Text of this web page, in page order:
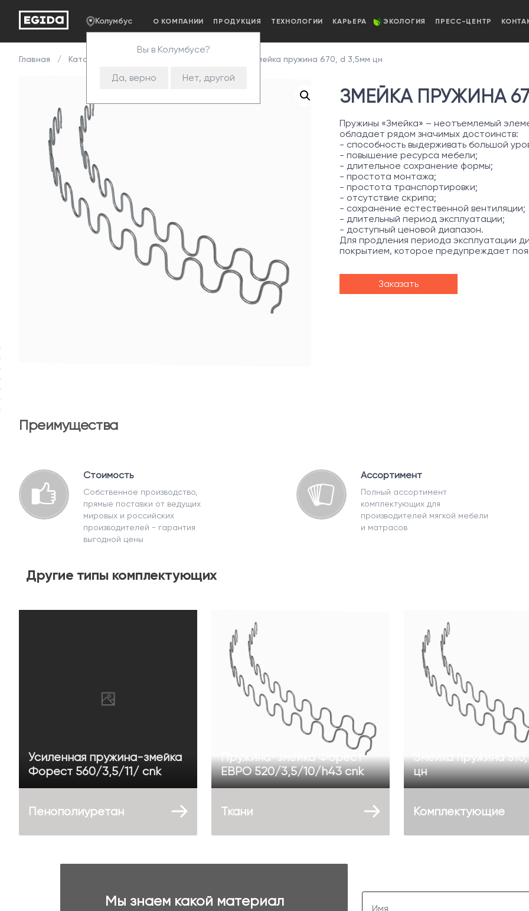
Колумбус
Вы в Колумбусе?
Да, верно Нет, другой
О КОМПАНИИ ПРОДУКЦИЯ ТЕХНОЛОГИИ КАРЬЕРА ЭКОЛОГИЯ ПРЕСС-ЦЕНТР
Главная Каталог Змейка пружина 670, d 3,5мм цн
ЗМЕЙКА ПРУЖИНА
Пружины «Змейка» – неотъемлемый
обладает рядом значимых достоинств:
- способность выдерживать большой
- повышение ресурса мебели;
- длительное сохранение формы;
- простота монтажа;
- простота транспортировки;
- отсутствие скрипа;
- сохранение естественной вентиляции;
- длительный период эксплуатации;
- доступный ценовой диапазон.
Для продления периода эксплуатации
покрытием, которое предупреждает
Заказать
Преимущества
Стоимость
Собственное производство,
прямые поставки от ведущих
мировых и российских
производителей - гарантия
выгодной цены
Ассортимент
Полный ассортимент
комплектующих для
производителей мягкой мебели
и матрасов
Другие типы комплектующих
Усиленная пружина-змейка
Форест 560/3,5/11/ cnk
Пружина-змейка Форест
ЕВРО 520/3,5/10/h43 cnk
Змейка пружина
цн
Пенополиуретан Ткани Комплектующие
Мы знаем какой материал